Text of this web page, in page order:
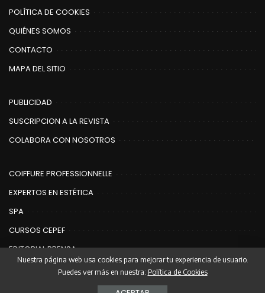
POLÍTICA DE COOKIES
QUIÉNES SOMOS
CONTACTO
MAPA DEL SITIO
PUBLICIDAD
SUSCRIPCION A LA REVISTA
COLABORA CON NOSOTROS
COIFFURE PROFESSIONNELLE
EXPERTOS EN ESTÉTICA
SPA
CURSOS CEPEF
EDITORIAL PRENSA
Nuestra página web usa cookies para mejorar tu experiencia de usuario.
Puedes ver más en nuestra: Política de Cookies